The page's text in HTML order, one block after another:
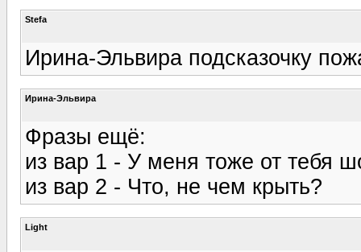
Stefa
Ирина-Эльвира подсказочку
Ирина-Эльвира
Фразы ещё:
из вар 1 - У меня тоже от тебя
из вар 2 - Что, не чем крыть?
Light